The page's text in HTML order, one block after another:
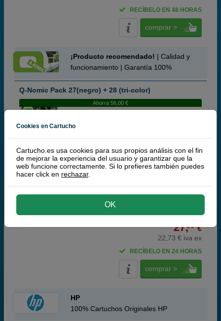
RECÍBELO EN 48 HORAS
comprar >
¡Producto recomendado! | Calidad y
funcionamiento | Garantía 100%
Q-Nomic Pack 27(negro) + 28 (tri-color)
Ahorra 56,00 €
Q-Nomic 27 Cartucho de tinta (C8727A) negro 20 ml
Q-Nomic 28 Cartucho de tinta (C8728A) tri-color 16 ml
Pack ahorro
¡Ahorro!
(8,8 / 10 opiniones)
27,50 €
22,73 € iva ex
RECÍBELO EN 24 HORAS
comprar >
HP
100% Cartuchos Originales HP
Cookies en Cartucho
Cartucho.es usa cookies para sus propios análisis con el fin
de mejorar la experiencia del usuario y garantizar que la
web funcione correctamente. Si lo prefieres también puedes
hacer click en rechazar.
OK